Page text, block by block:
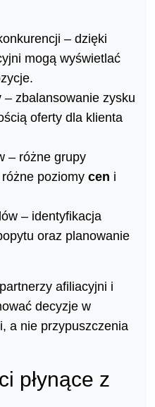
– dzięki
mogą wyświetlać
– zbalansowanie zysku
oferty dla klienta
– różne grupy
poziomy cen i
– identyfikacja
oraz planowanie
partnerzy afiliacyjni i
decyzje w
a nie przypuszczenia
płynące z